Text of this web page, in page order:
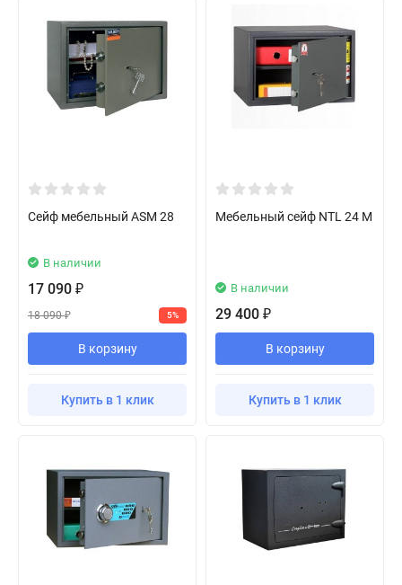
Сейф мебельный ASM 28
В наличии
17 090 ₽
18 090₽ 5%
В корзину
Купить в 1 клик
Мебельный сейф NTL 24 M
В наличии
29 400 ₽
В корзину
Купить в 1 клик